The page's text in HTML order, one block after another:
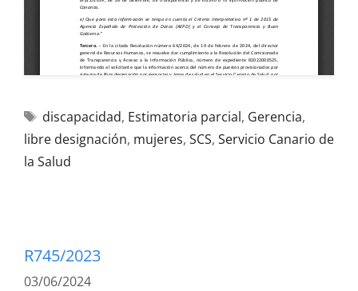
discapacidad, Estimatoria parcial, Gerencia,
libre designación, mujeres, SCS, Servicio Canario de
la Salud
R745/2023
03/06/2024